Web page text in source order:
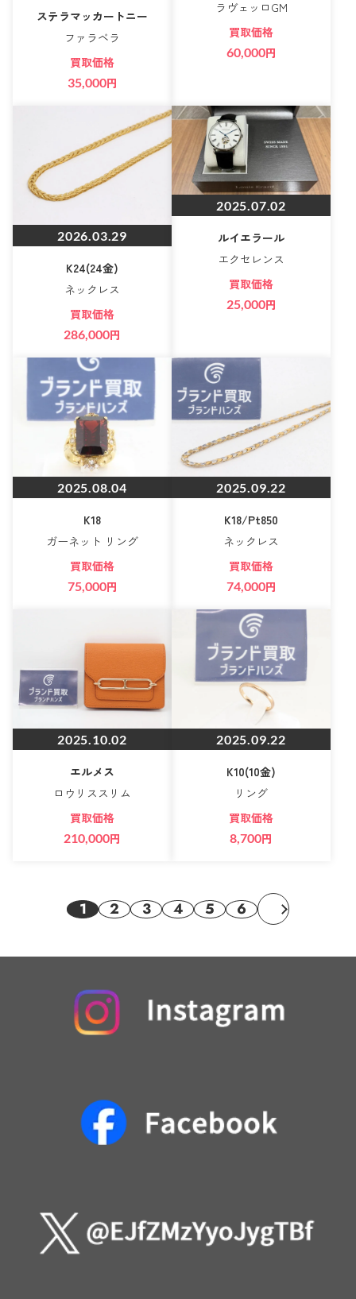
ステラマッカートニー
ファラベラ
買取価格
35,000円
ラヴェッロGM
買取価格
60,000円
2026.03.29
K24(24金)
ネックレス
買取価格
286,000円
2025.07.02
ルイエラール
エクセレンス
買取価格
25,000円
2025.08.04
K18
ガーネット リング
買取価格
75,000円
2025.09.22
K18/Pt850
ネックレス
買取価格
74,000円
2025.10.02
エルメス
ロウリススリム
買取価格
210,000円
2025.09.22
K10(10金)
リング
買取価格
8,700円
1 2 3 4 5 6